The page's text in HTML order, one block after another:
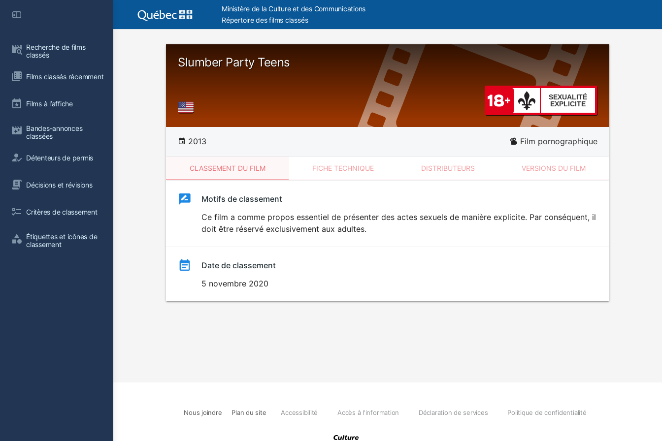
Recherche de films
classés
Films classés récemment
Films à l’affiche
Bandes-annonces
classées
Détenteurs de permis
Décisions et révisions
Critères de classement
Étiquettes et icônes de
classement
Ministère de la Culture et des Communications
Répertoire des films classés
Slumber Party Teens
SEXUALITÉ
EXPLICITE
2013 Film pornographique
CLASSEMENT DU FILM FICHE TECHNIQUE DISTRIBUTEURS VERSIONS DU FILM
ClassementClassement
SEXUALITÉ
EXPLICITE
Motifs de classement
Ce film a comme propos essentiel de présenter des actes sexuels de manière explicite. Par conséquent, il
doit être réservé exclusivement aux adultes.
Date de classement
5 novembre 2020
Nous joindre Plan du site Accessibilité Accès à l'information Déclaration de services Politique de confidentialité